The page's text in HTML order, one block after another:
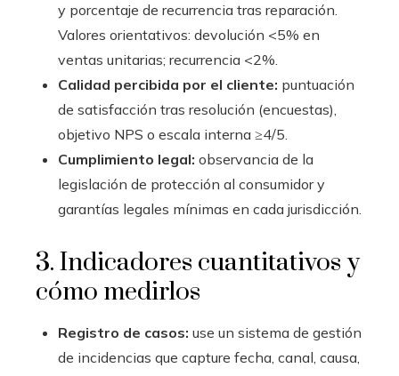
y porcentaje de recurrencia tras reparación.
Valores orientativos: devolución <5% en
ventas unitarias; recurrencia <2%.
Calidad percibida por el cliente: puntuación
de satisfacción tras resolución (encuestas),
objetivo NPS o escala interna ≥4/5.
Cumplimiento legal: observancia de la
legislación de protección al consumidor y
garantías legales mínimas en cada jurisdicción.
3. Indicadores cuantitativos y
cómo medirlos
Registro de casos: use un sistema de gestión
de incidencias que capture fecha, canal, causa,